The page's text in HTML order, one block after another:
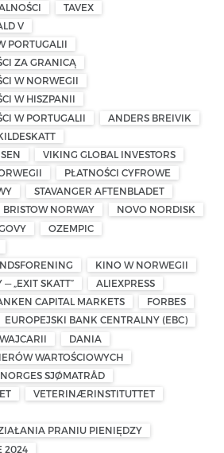
TAVEX
V
PORTUGALII
ZA GRANICĄ
W NORWEGII
W HISZPANII
W PORTUGALII
ANDERS BREIVIK
VIKING GLOBAL INVESTORS
PŁATNOŚCI CYFROWE
STAVANGER AFTENBLADET
BRISTOW NORWAY
NOVO NORDISK
OZEMPIC
KINO W NORWEGII
„EXIT SKATT”
ALIEXPRESS
CAPITAL MARKETS
FORBES
EUROPEJSKI BANK CENTRALNY (EBC)
DANIA
WARTOŚCIOWYCH
NORGES SJØMATRÅD
VETERINÆRINSTITUTTET
PRANIU PIENIĘDZY
2024